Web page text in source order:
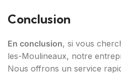
Conclusion
En conclusion, si vous
les-Moulineaux, notre
Nous offrons un service